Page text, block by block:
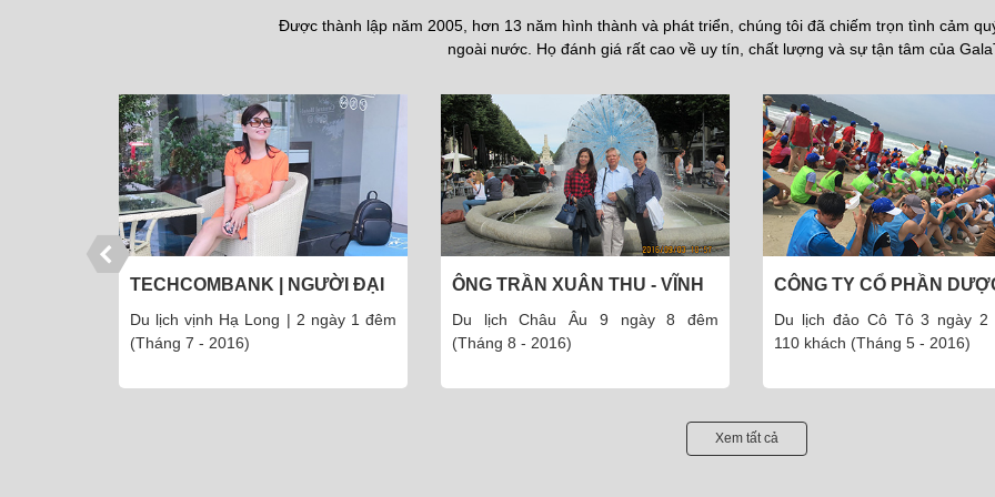
Được thành lập năm 2005, hơn 13 năm hình thành và phát triển, chúng tôi đã chiếm trọn tình cảm
ngoài nước. Họ đánh giá rất cao về uy tín, chất lượng và sự tận tâm của
ÔNG TRẦN XUÂN THU - VĨNH
Du lịch Châu Âu 9 ngày 8 đêm
(Tháng 8 - 2016)
CÔNG TY CỔ PHẦN DƯỢC
PHẨM THÁI MINH
Du lịch đảo Cô Tô 3 ngày 2 đêm -
110 khách (Tháng 5 - 2016)
CÔ THÚY - VĨNH PHÚC
Du lịch Nha Trang Đà Lạt
8.2018
Xem tất cả